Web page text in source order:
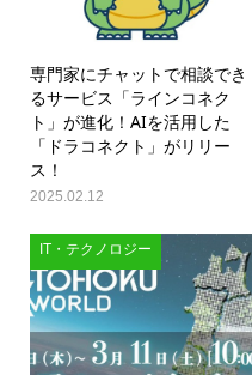
専門家にチャットで相談でき
るサービス「ラインコネク
ト」が進化！AIを活用した
「ドラコネクト」がリリー
ス！
2025.02.12
IT・テクノロジー